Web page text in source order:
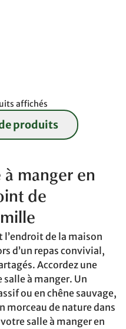
affichés
produits
à manger en
de
l’endroit de la maison
d’un repas convivial,
Accordez une
à manger. Un
ou en chêne sauvage,
morceau de nature dans
salle à manger en